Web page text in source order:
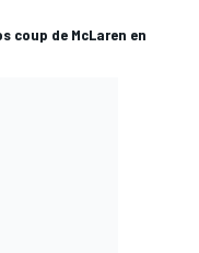
coup de McLaren en